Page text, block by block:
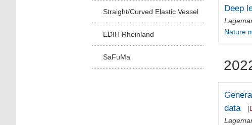
Straight/Curved Elastic Vessel
EDIH Rheinland
SaFuMa
Deep
Nature
data